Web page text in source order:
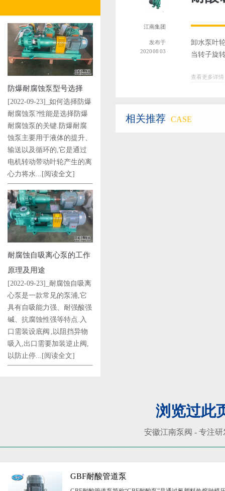
防爆耐腐蚀泵型号选择
[2022-09-23]_如何选择防爆
耐腐蚀泵?性能是选择防爆
耐腐蚀泵的关键.防爆耐腐
蚀泵主要用于液体的提升、
输送以及循环的,它是通过
电机转动带动叶轮产生的离
心力将水...
[阅读全文]
耐腐蚀自吸离心泵的工作
原理及用途
[2022-09-23]_耐腐蚀自吸离
心泵是一款常见的泵浦,它
具有自吸能力强、耐强酸强
碱、抗腐蚀性强等特点.入
口需装设底阀 ,以阻挡异物
吸入,出口需要加装逆止阀,
以防止停... [阅读全文]
江南集团
发布于
2020 08 03
卸水泵叶
当转子旋
查看更多详情
相关推荐 CASE
浏览过此
安徽江南泵阀 - 专注
GBF耐酸管道泵